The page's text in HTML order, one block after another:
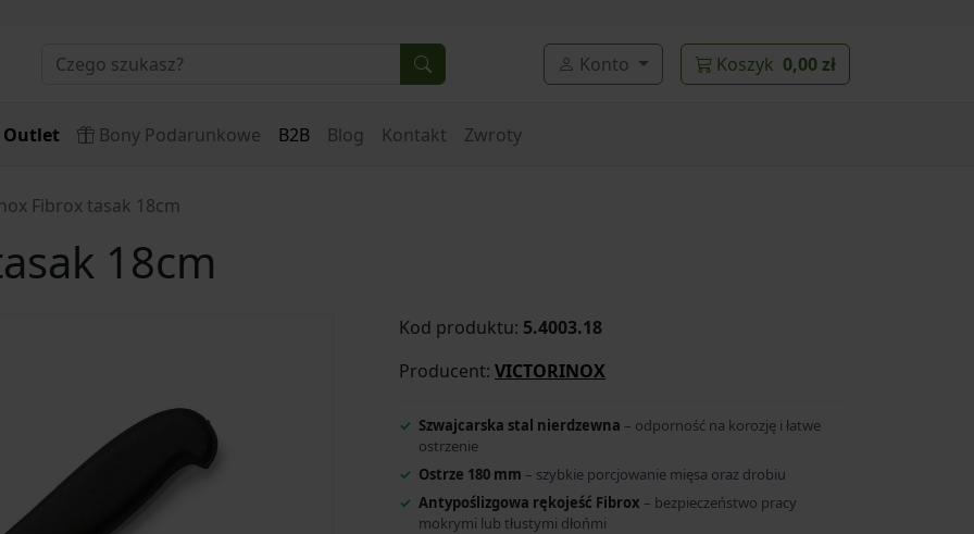
Konto Koszyk 0,00 zł
Outlet Bony Podarunkowe B2B Blog Kontakt Zwroty
Fibrox tasak 18cm
18cm
Kod produktu: 5.4003.18
Producent: VICTORINOX
Szwajcarska stal nierdzewna – odporność na korozję i łatwe
ostrzenie
Ostrze 180 mm – szybkie porcjowanie mięsa oraz drobiu
Antypoślizgowa rękojeść Fibrox – bezpieczeństwo pracy
mokrymi lub tłustymi dłońmi